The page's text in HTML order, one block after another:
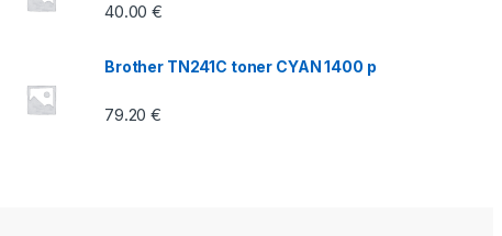
40.00€
Brother TN241C toner CYAN 1400 p
79.20€